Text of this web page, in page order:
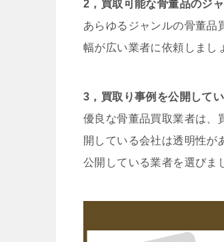
2，買取可能な骨董品のジ
あらゆるジャンルの骨董品
幅が広い業者に依頼しまし
3，買取り事例を公開して
優良な骨董品買取業者は、
開している会社は透明性が
公開している業者を選びま